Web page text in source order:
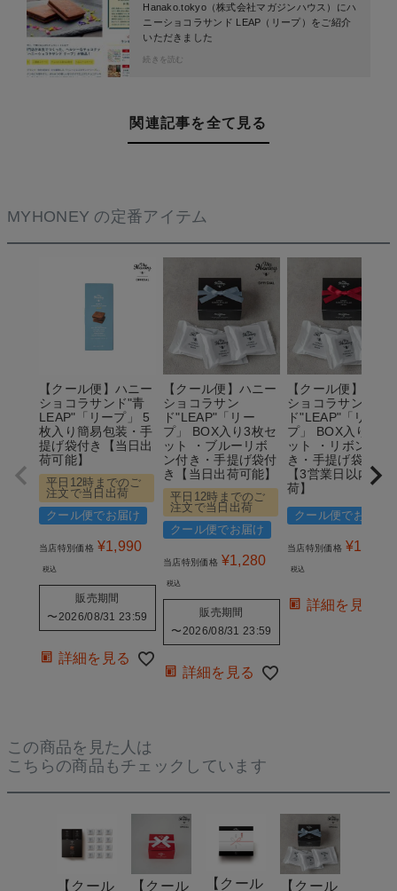
Hanako.tokyo（株式会社マガジンハウス）にハ
ニーショコラサンド LEAP（リープ）をご紹介
いただきました
続きを読む
関連記事を全て見る
MYHONEY の定番アイテム
【クール便】ハニー
ショコラサンド"青
LEAP"「リープ」 5
枚入り簡易包装・手
提げ袋付き【当日出
荷可能】
平日12時までのご
注文で当日出荷
クール便でお届け
当店特別価格 ¥1,990
税込
販売期間
〜2026/08/31 23:59
詳細を見る
【クール便】ハニー
ショコラサン
ド"LEAP"「リー
プ」 BOX入り3枚セ
ット ・ブルーリボ
ン付き・手提げ袋付
き【当日出荷可能】
平日12時までのご
注文で当日出荷
クール便でお届け
当店特別価格 ¥1,280
税込
販売期間
〜2026/08/31 23:59
詳細を見る
【クール便】ハニ
ショコラサン
ド"LEAP"「リー
プ」 BOX入り3枚
ット ・リボン付
き・手提げ袋付き
【3営業日以内の出
荷】
クール便でお届け
当店特別価格 ¥1,280
税込
詳細を見る
この商品を見た人は
こちらの商品もチェックしています
【クール 【クール 【クール 【クール